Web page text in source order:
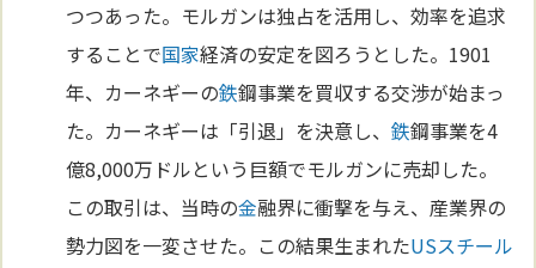
つつあった。モルガンは独占を活用し、効率を追求
することで国家経済の安定を図ろうとした。1901
年、カーネギーの鉄鋼事業を買収する交渉が始まっ
た。カーネギーは「引退」を決意し、鉄鋼事業を4
億8,000万ドルという巨額でモルガンに売却した。
この取引は、当時の金融界に衝撃を与え、産業界の
勢力図を一変させた。この結果生まれたUSスチール